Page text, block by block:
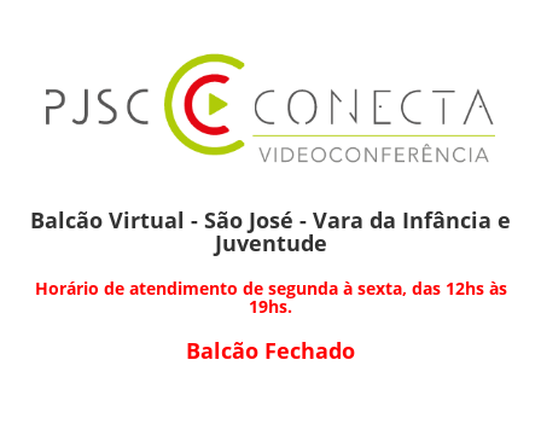
Balcão Virtual - São José - Vara da Infância e
Juventude
Horário de atendimento de segunda à sexta, das 12hs às
19hs.
Balcão Fechado